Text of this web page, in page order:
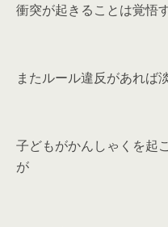
衝突が起きることは覚悟
またルール違反があれば
子どもがかんしゃくを起
が